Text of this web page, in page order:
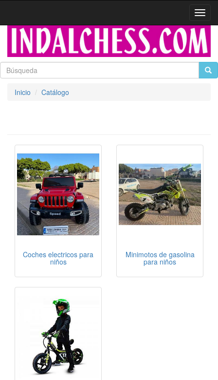
Inicio Catálogo
Coches electricos para
niños
Minimotos de gasolina
para niños